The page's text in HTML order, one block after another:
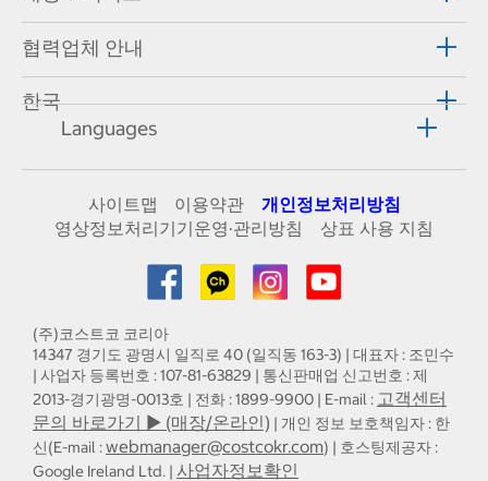
협력업체 안내
한국
Languages
사이트맵 이용약관
개인정보처리방침
영상정보처리기기운영·관리방침
상표 사용 지침
(주)코스트코 코리아
14347 경기도 광명시 일직로 40 (일직동 163-3) | 대표자 : 조민수
| 사업자 등록번호 : 107-81-63829 | 통신판매업 신고번호 : 제
2013-경기광명-0013호 | 전화 : 1899-9900 | E-mail : 고객센터
문의 바로가기 ▶ (매장/온라인) | 개인 정보 보호책임자 : 한
신(E-mail :webmanager@costcokr.com) | 호스팅제공자 :
Google Ireland Ltd. | 사업자정보확인